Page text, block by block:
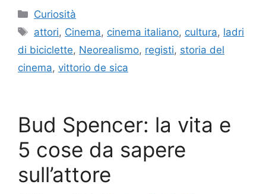
Categorie
Curiosità
Tag
attori, Cinema, cinema italiano, cultura, ladri
di biciclette, Neorealismo, registi, storia del
cinema, vittorio de sica
Bud Spencer: la vita e
5 cose da sapere
sull’attore